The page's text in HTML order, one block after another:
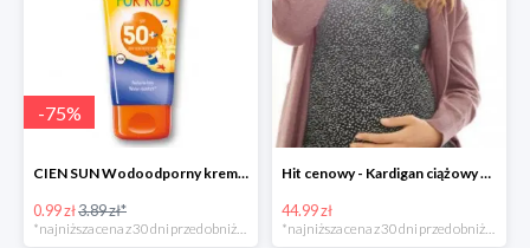
-75%
CIEN SUN Wodoodporny krem do opalania dla dzieci SPF 50 -39%
0.99 zł3.89 zł*
*najniższa cena z 30 dni przed obniżką
Hit cenowy - Kardigan ciążowy z biobawełny
44.99 zł
*najniższa cena z 30 dni przed obniżką